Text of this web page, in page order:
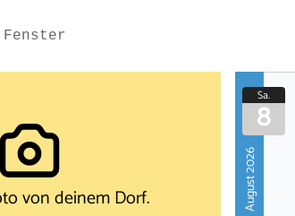
von deinem Dorf. August 2026
Sa.
8